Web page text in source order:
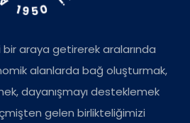
bir araya getirerek aralarında
alanlarda bağ oluşturmak,
dayanışmayı desteklemek
gelen birlikteliğimizi